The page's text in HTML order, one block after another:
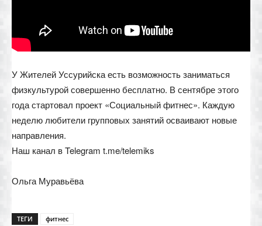
У Жителей Уссурийска есть возможность заниматься
физкультурой совершенно бесплатно. В сентябре этого
года стартовал проект «Социальный фитнес». Каждую
неделю любители групповых занятий осваивают новые
направления.
Наш канал в Telegram t.me/telemiks
Ольга Муравьёва
ТЕГИ фитнес